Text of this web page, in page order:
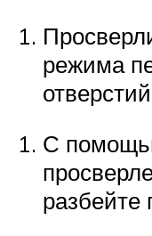
режима
С
разбейте